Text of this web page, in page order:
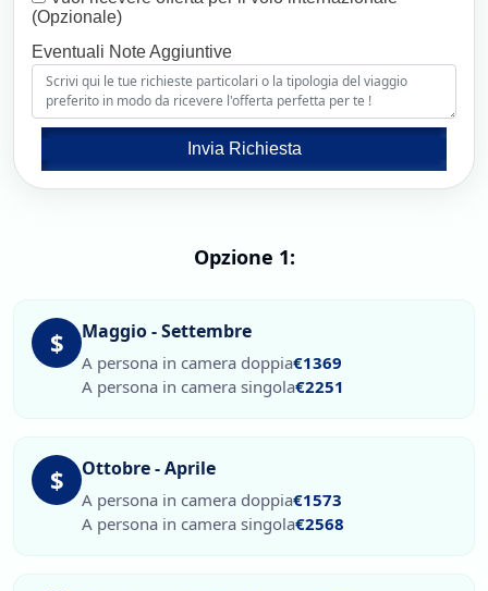
(Opzionale)
Eventuali Note Aggiuntive
Invia Richiesta
Opzione 1:
$ Maggio - Settembre
A persona in camera doppia€1369
A persona in camera singola€2251
$ Ottobre - Aprile
A persona in camera doppia€1573
A persona in camera singola€2568